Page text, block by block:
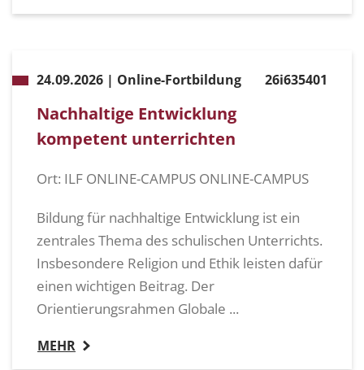
24.09.2026 | Online-Fortbildung 26i635401
Nachhaltige Entwicklung
kompetent unterrichten
Ort: ILF ONLINE-CAMPUS ONLINE-CAMPUS
Bildung für nachhaltige Entwicklung ist ein
zentrales Thema des schulischen Unterrichts.
Insbesondere Religion und Ethik leisten dafür
einen wichtigen Beitrag. Der
Orientierungsrahmen Globale ...
MEHR